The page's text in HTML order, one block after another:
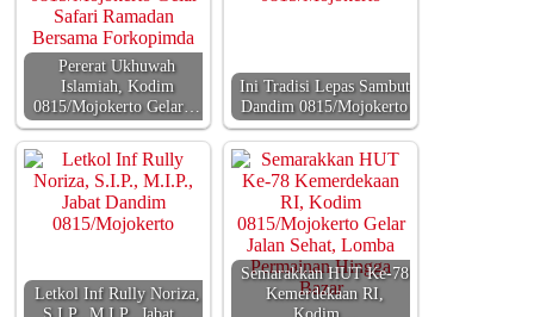
Pererat Ukhuwah
Islamiah, Kodim
0815/Mojokerto Gelar…
Ini Tradisi Lepas Sambut
Dandim 0815/Mojokerto
Letkol Inf Rully Noriza,
Semarakkan HUT Ke-78
Kemerdekaan RI,